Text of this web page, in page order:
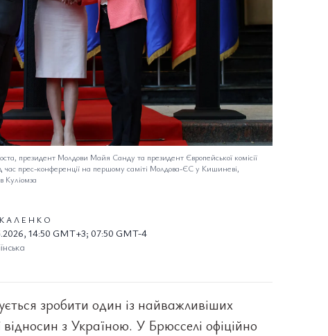
президент Молдови Майя Санду та президент Європейської комісії
прес-конференції на першому саміті Молдова-ЄС у Кишиневі,
Куліомза
14:50 GMT+3; 07:50 GMT-4
зробити один із найважливіших
відносин з Україною. У Брюсселі офіційно